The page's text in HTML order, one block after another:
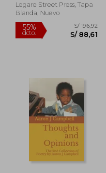
55%
dcto.
S/ 185,72
S/ 83,57
Legare Street Press, Tapa
Blanda, Nuevo